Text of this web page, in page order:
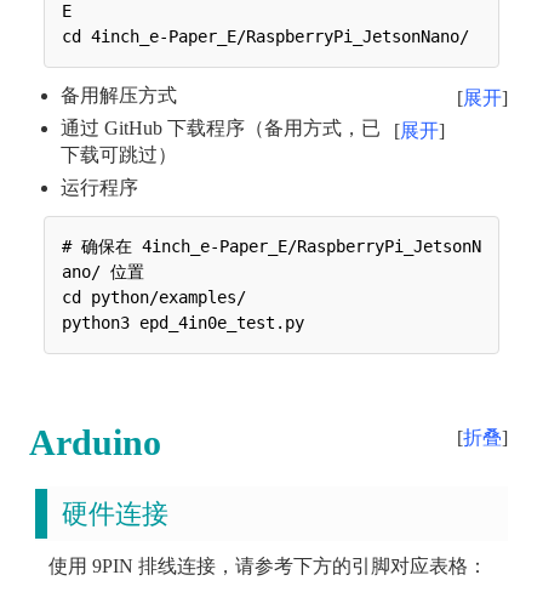
E
展开
备用解压方式
展开
通过 GitHub 下载程序（备用方式，已
下载可跳过）
运行程序
# 确保在 4inch_e-Paper_E/RaspberryPi_JetsonN
ano/ 位置
cd python/examples/
折叠
Arduino
硬件连接
使用 9PIN 排线连接，请参考下方的引脚对应表格：